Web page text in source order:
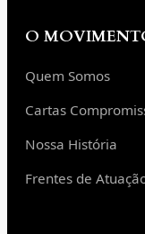
O
Quem Somos
Cartas
Nossa História
Frentes de